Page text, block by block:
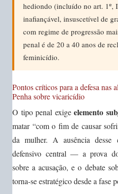
hediondo (incluído no art. 1º,
inafiançável, insuscetível de
com regime de progressão
penal é de 20 a 40 anos de
feminicídio.
Pontos críticos para a defesa nas
Penha sobre vicaricídio
O tipo penal exige elemento
matar “com o fim de causar
da mulher. A ausência
defensivo central — a prova
sobre a acusação, e o debate
torna-se estratégico desde a fase